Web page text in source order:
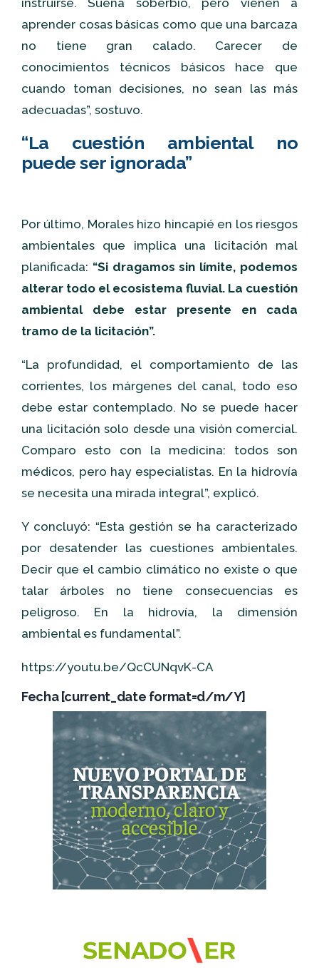
aprender cosas básicas como que una barcaza
no tiene gran calado. Carecer de
conocimientos técnicos básicos hace que
cuando toman decisiones, no sean las más
adecuadas”, sostuvo.
“La cuestión ambiental no
puede ser ignorada”
Por último, Morales hizo hincapié en los riesgos
ambientales que implica una licitación mal
planificada: “Si dragamos sin límite, podemos
alterar todo el ecosistema fluvial. La cuestión
ambiental debe estar presente en cada
tramo de la licitación”.
“La profundidad, el comportamiento de las
corrientes, los márgenes del canal, todo eso
debe estar contemplado. No se puede hacer
una licitación solo desde una visión comercial.
Comparo esto con la medicina: todos son
médicos, pero hay especialistas. En la hidrovía
se necesita una mirada integral”, explicó.
Y concluyó: “Esta gestión se ha caracterizado
por desatender las cuestiones ambientales.
Decir que el cambio climático no existe o que
talar árboles no tiene consecuencias es
peligroso. En la hidrovía, la dimensión
ambiental es fundamental”.
https://youtu.be/QcCUNqvK-CA
Fecha [current_date format=d/m/Y]